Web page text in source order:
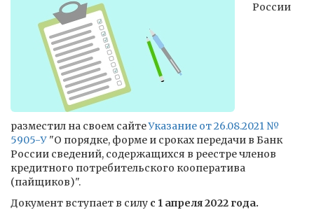
России
разместил на своем сайтеУказание от 26.08.2021 №
5905-У "О порядке, форме и сроках передачи в Банк
России сведений, содержащихся в реестре членов
кредитного потребительского кооператива
(пайщиков)".
Документ вступает в силу с 1 апреля 2022 года.